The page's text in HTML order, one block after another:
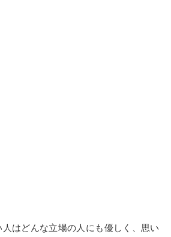
はどんな立場の人にも優しく、思い